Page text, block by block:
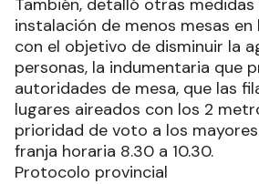
instalación de menos mesas
con el objetivo de disminuir la
personas, la indumentaria que
autoridades de mesa, que las
lugares aireados con los 2
prioridad de voto a los
franja horaria 8.30 a 10.30.
Protocolo provincial